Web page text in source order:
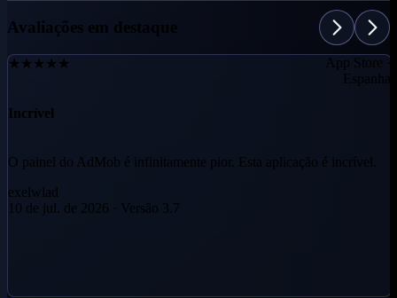
Avaliações em destaque
★ ★ ★ ★ ★
App Store ·
Espanha
Incrível
O painel do AdMob é infinitamente pior. Esta aplicação é incrível.
exelwlad
10 de jul. de 2026 · Versão 3.7